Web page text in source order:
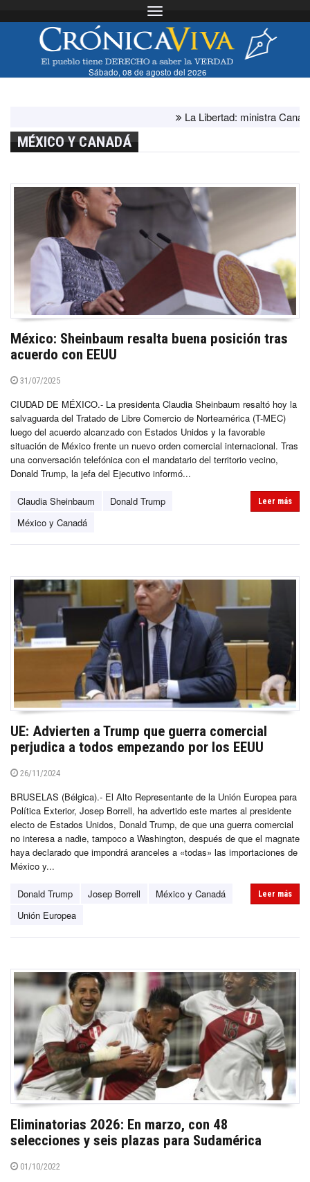
Toggle navigation
Sábado, 08 de agosto del 2026
La Libertad: ministra Canales
MÉXICO Y CANADÁ
México: Sheinbaum resalta buena posición tras
acuerdo con EEUU
31/07/2025
CIUDAD DE MÉXICO.- La presidenta Claudia Sheinbaum resaltó hoy la
salvaguarda del Tratado de Libre Comercio de Norteamérica (T-MEC)
luego del acuerdo alcanzado con Estados Unidos y la favorable
situación de México frente un nuevo orden comercial internacional. Tras
una conversación telefónica con el mandatario del territorio vecino,
Donald Trump, la jefa del Ejecutivo informó...
Claudia Sheinbaum
Donald Trump
México y Canadá
Leer más
UE: Advierten a Trump que guerra comercial
perjudica a todos empezando por los EEUU
26/11/2024
BRUSELAS (Bélgica).- El Alto Representante de la Unión Europea para
Política Exterior, Josep Borrell, ha advertido este martes al presidente
electo de Estados Unidos, Donald Trump, de que una guerra comercial
no interesa a nadie, tampoco a Washington, después de que el magnate
haya declarado que impondrá aranceles a «todas» las importaciones de
México y...
Donald Trump Josep Borrell
México y Canadá
Unión Europea
Leer más
Eliminatorias 2026: En marzo, con 48
selecciones y seis plazas para Sudamérica
01/10/2022